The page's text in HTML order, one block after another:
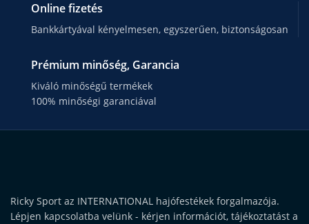
Online fizetés
Bankkártyával kényelmesen, egyszerűen, biztonságosan
Prémium minőség, Garancia
Kiváló minőségű termékek
100% minőségi garanciával
Ricky Sport az INTERNATIONAL hajófestékek forgalmazója.
Lépjen kapcsolatba velünk - kérjen információt, tájékoztatást a